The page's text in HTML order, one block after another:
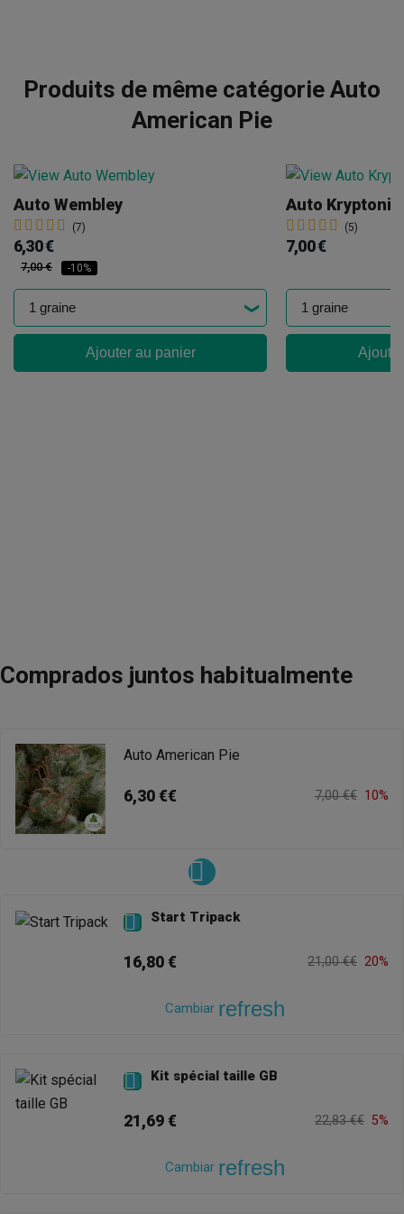
Produits de même catégorie Auto
American Pie
Auto Wembley
(7)
6,30 €
7,00 € -10%
Ajouter au panier
Auto
(5)
7,00 €
Comprados juntos habitualmente
Auto American Pie
6,30 €€ 7,00 €€ 10%
 Start Tripack
16,80 € 21,00 €€ 20%
Cambiar refresh
 Kit spécial taille GB
21,69 € 22,83 €€ 5%
Cambiar refresh